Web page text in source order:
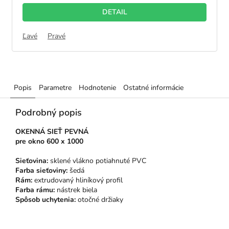
z
5
hviezdičiek.
DETAIL
Ľavé Pravé
Popis Parametre Hodnotenie Ostatné informácie
Podrobný popis
OKENNÁ SIEŤ PEVNÁ
pre okno 600 x 1000
Sieťovina: sklené vlákno potiahnuté PVC
Farba sieťoviny: šedá
Rám: extrudovaný hliníkový profil
Farba rámu: nástrek biela
Spôsob uchytenia: otočné držiaky